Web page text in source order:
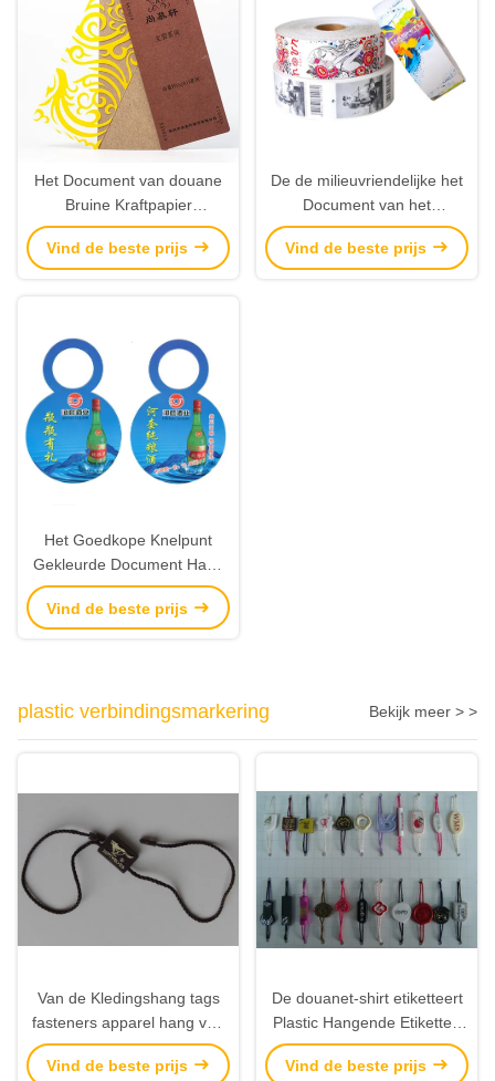
Het Document van douane
Bruine Kraftpapier
Schoenenmarkeringen
Plastic Hangtags met
Vind de beste prijs
De de milieuvriendelijke het
Document van het
Douanebroodje Markeringen
en Etiketten die van de
Vind de beste prijs
Het Goedkope Knelpunt
Gekleurde Document Hang
Tags van de ordedouane
met kunstwerkdruk
Vind de beste prijs
plastic verbindingsmarkering Bekijk meer > >
Van de Kledingshang tags
fasteners apparel hang van
het douaneproduct Plastic
de Markeringenleveranciers
Vind de beste prijs
De douanet-shirt etiketteert
Plastic Hangende Etiketten
Plastic Hang Tag Fasteners
String
Vind de beste prijs